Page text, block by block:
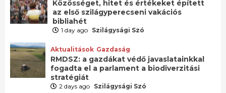
Közösséget, hitet és értékeket épített
az első szilágyperecseni vakációs
bibliahét
1 day ago Szilágysági Szó
Aktualitások Gazdaság
RMDSZ: a gazdákat védő javaslatainkkal
fogadta el a parlament a biodiverzitási
stratégiát
2 days ago Szilágysági Szó